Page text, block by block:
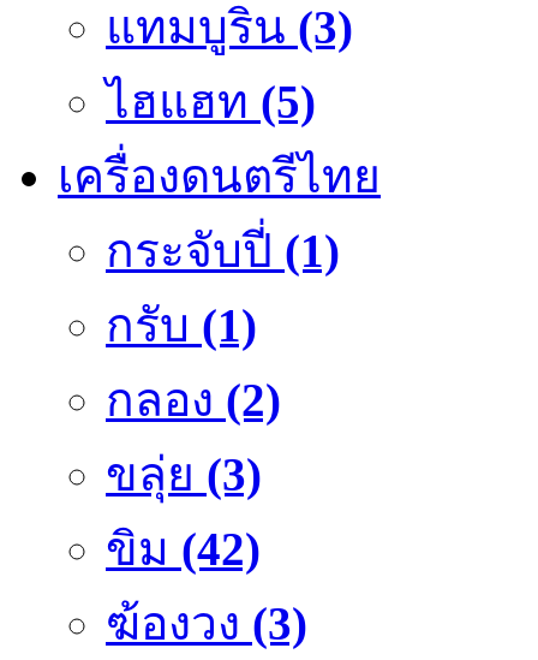
แทมบูริน (3)
ไฮแฮท (5)
เครื่องดนตรีไทย
กระจับปี่ (1)
กรับ (1)
กลอง (2)
ขลุ่ย (3)
ขิม (42)
ฆ้องวง (3)